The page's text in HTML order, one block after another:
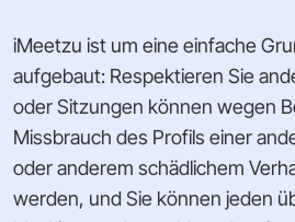
iMeetzu ist um eine einfache
aufgebaut: Respektieren Sie
oder Sitzungen können wegen
Missbrauch des Profils einer
oder anderem schädlichem
werden, und Sie können jeden